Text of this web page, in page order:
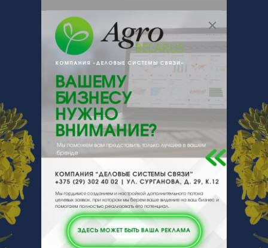
+ 375Показать телефоны
e-mail:a:2:{s:5:"VALUE";a:0:
{}s:11:"DESCRIPTION";a:0:{}}
246050, , , , Гомель, Крестьянская 45-
208
Отзывы Еще
Отзывы